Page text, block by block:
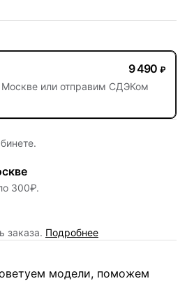
9 490 ₽
Москве или отправим СДЭКом
300₽.
заказа. Подробнее
модели, поможем